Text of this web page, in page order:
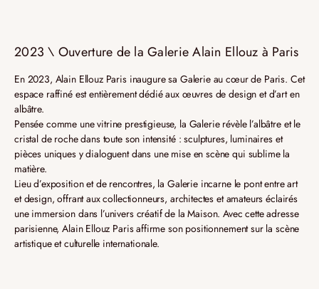
2023 \ Ouverture de la Galerie Alain Ellouz à Paris
En 2023, Alain Ellouz Paris inaugure sa Galerie au cœur de Paris. Cet
espace raffiné est entièrement dédié aux œuvres de design et d’art en
albâtre.
Pensée comme une vitrine prestigieuse, la Galerie révèle l’albâtre et le
cristal de roche dans toute son intensité : sculptures, luminaires et
pièces uniques y dialoguent dans une mise en scène qui sublime la
matière.
Lieu d’exposition et de rencontres, la Galerie incarne le pont entre art
et design, offrant aux collectionneurs, architectes et amateurs éclairés
une immersion dans l’univers créatif de la Maison. Avec cette adresse
parisienne, Alain Ellouz Paris affirme son positionnement sur la scène
artistique et culturelle internationale.